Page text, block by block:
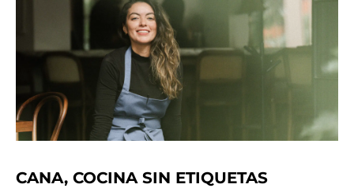
CANA, COCINA SIN ETIQUETAS